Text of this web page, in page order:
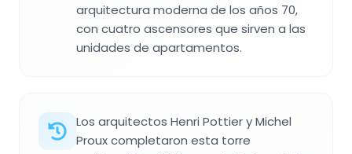
arquitectura moderna de los años 70,
con cuatro ascensores que sirven a las
unidades de apartamentos.
Los arquitectos Henri Pottier y Michel
Proux completaron esta torre